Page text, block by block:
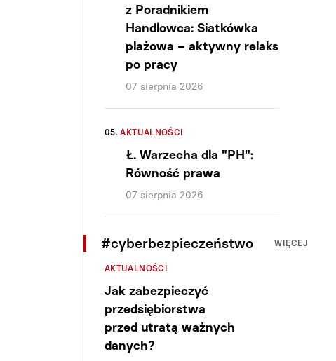
z Poradnikiem
Handlowca: Siatkówka
plażowa – aktywny relaks
po pracy
07 sierpnia 2026
05. AKTUALNOŚCI
Ł. Warzecha dla "PH":
Równość prawa
07 sierpnia 2026
#cyberbezpieczeństwo WIĘCEJ
AKTUALNOŚCI
Jak zabezpieczyć
przedsiębiorstwa
przed utratą ważnych
danych?